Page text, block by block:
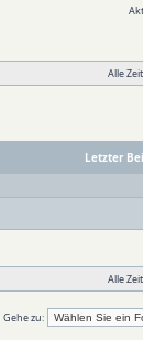
Alle
Letzter
Alle
Gehe zu: